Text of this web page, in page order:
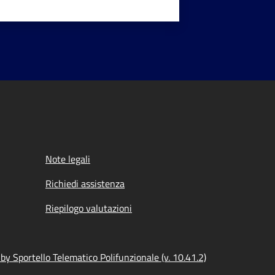
Note legali
Richiedi assistenza
Riepilogo valutazioni
Sportello Telematico Polifunzionale (v. 10.41.2)